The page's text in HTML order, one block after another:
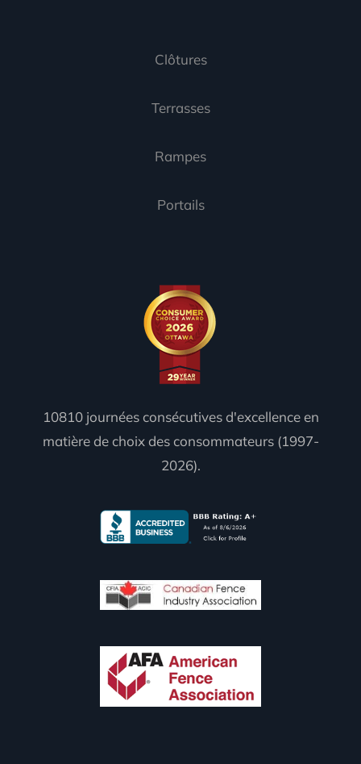
Clôtures
Terrasses
Rampes
Portails
10810 journées consécutives d'excellence en
matière de choix des consommateurs (1997-
2026).